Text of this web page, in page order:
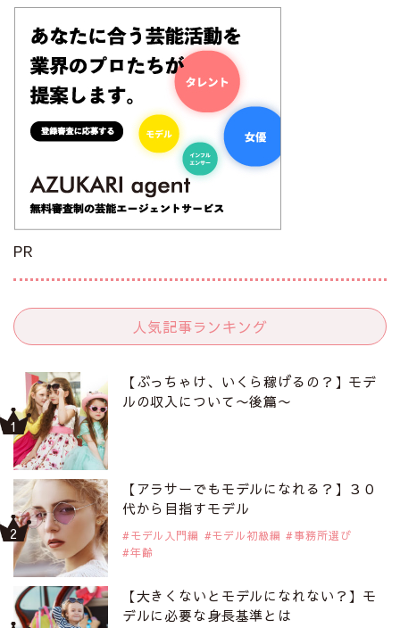
PR
人気記事ランキング
【ぶっちゃけ、いくら稼げるの？】モデ
ルの収入について〜後篇〜
【アラサーでもモデルになれる？】３０
代から目指すモデル
モデル入門編 モデル初級編
事務所選び
年齢
【大きくないとモデルになれない？】モ
デルに必要な身長基準とは